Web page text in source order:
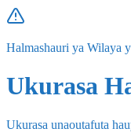
Halmashauri ya Wilaya
Ukurasa
Ukurasa unaoutafuta